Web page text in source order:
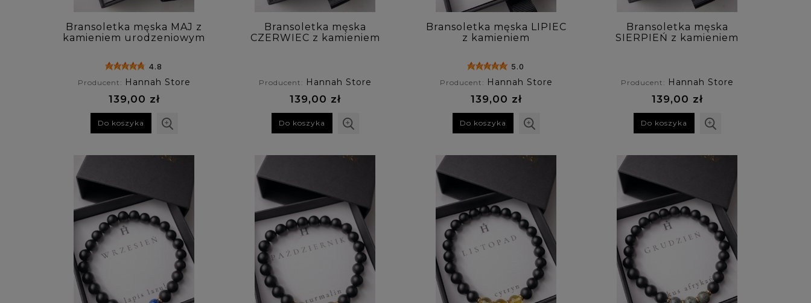
Bransoletka męska MAJ z
kamieniem urodzeniowym
4.8
Producent: Hannah Store
139,00 zł
Do koszyka
Bransoletka męska
CZERWIEC z kamieniem
Producent: Hannah Store
139,00 zł
Do koszyka
Bransoletka męska LIPIEC
z kamieniem
5.0
Producent: Hannah Store
139,00 zł
Do koszyka
Bransoletka męska
SIERPIEŃ z kamieniem
Producent: Hannah Store
139,00 zł
Do koszyka